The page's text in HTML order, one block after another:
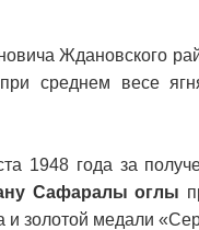
Ждановского
среднем весе
1948 года за
Сафаралы оглы
и золотой медали